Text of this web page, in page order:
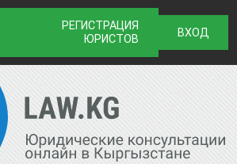
РЕГИСТРАЦИЯ
ЮРИСТОВ
ВХОД